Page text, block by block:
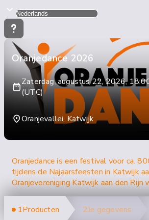
Oranjedance 2026
Zaterdag, augustus 22, 2026,
(UTC)
Oranjevallei, Katwijk
Oranjedance is een festival voor ca.
tijdens de Najaarsfeesten in Katwijk
Oranjevereniging Katwijk aan den Rijn
1Producten 2Je gegevens